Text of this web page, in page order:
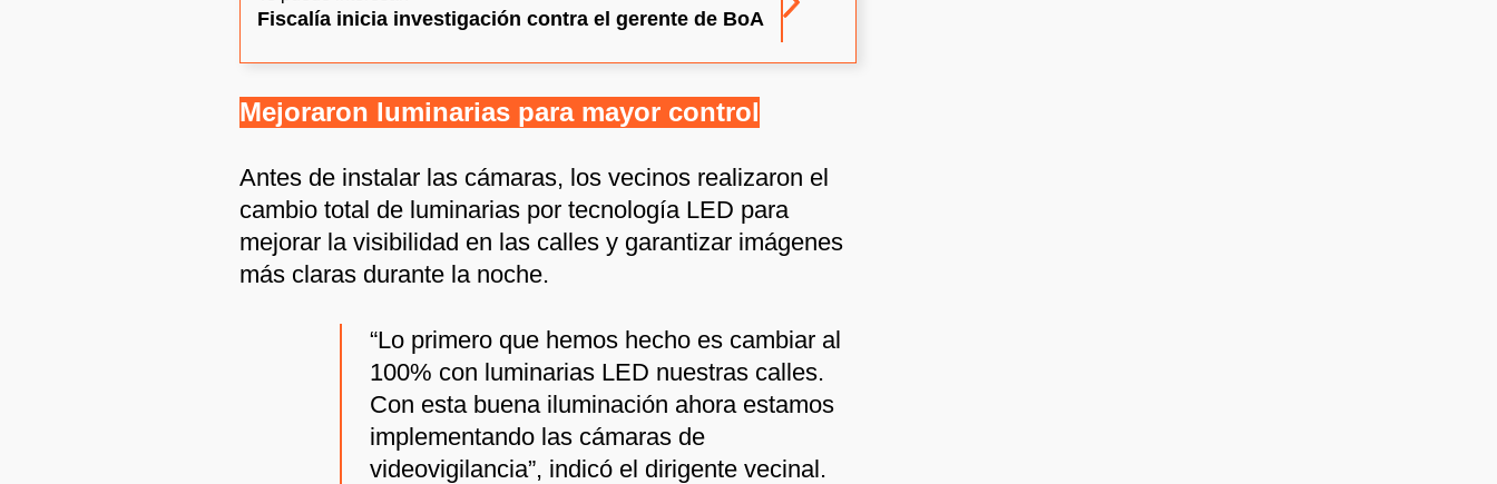
Fiscalía inicia investigación contra el gerente de BoA
Mejoraron luminarias para mayor control
Antes de instalar las cámaras, los vecinos realizaron el
cambio total de luminarias por tecnología LED para
mejorar la visibilidad en las calles y garantizar imágenes
más claras durante la noche.
“Lo primero que hemos hecho es cambiar al
100% con luminarias LED nuestras calles.
Con esta buena iluminación ahora estamos
implementando las cámaras de
videovigilancia”, indicó el dirigente vecinal.